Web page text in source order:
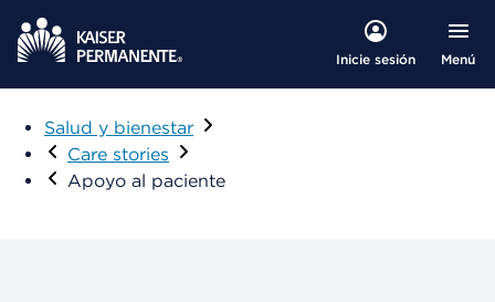
Inicie sesión Menú
Salud y bienestar
Care stories
Apoyo al paciente